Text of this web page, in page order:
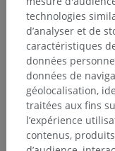
technologies
d’analyser et de
caractéristiques
données
données de
géolocalisation,
traitées aux fins
l’expérience
contenus,